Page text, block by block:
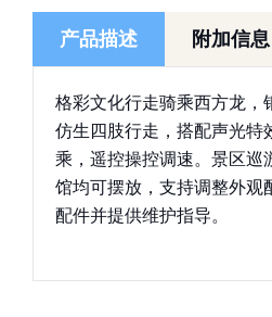
产品描述 附加信息
格彩文化行走骑乘西方龙，
仿生四肢行走，搭配声光特
乘，遥控操控调速。景区巡
馆均可摆放，支持调整外观
配件并提供维护指导。